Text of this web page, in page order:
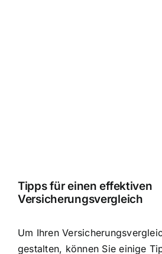
Tipps für einen effektiven
Versicherungsvergleich
Um Ihren
gestalten, können Sie einige